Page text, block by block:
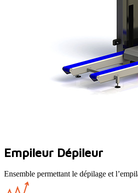
Empileur Dépileur
Ensemble permettant le dépilage et